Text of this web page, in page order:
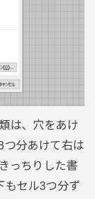
は、穴をあけ
つ分あけて右は
っちりした書
もセル3つ分ず